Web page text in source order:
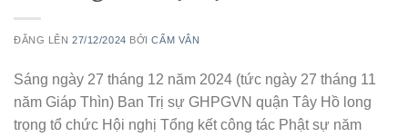
ĐĂNG LÊN27/12/2024 BỞICẨM VÂN
Sáng ngày 27 tháng 12 năm 2024 (tức ngày 27 tháng 11
năm Giáp Thìn) Ban Trị sự GHPGVN quận Tây Hồ long
trọng tổ chức Hội nghị Tổng kết công tác Phật sự năm